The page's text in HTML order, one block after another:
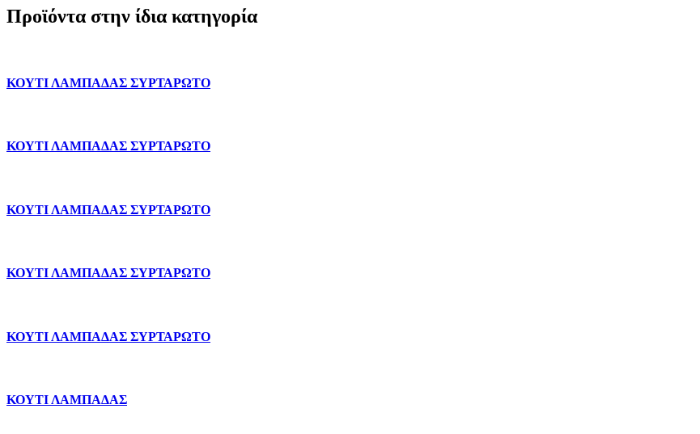
Προϊόντα στην ίδια κατηγορία
ΚΟΥΤΙ ΛΑΜΠΑΔΑΣ ΣΥΡΤΑΡΩΤΟ
ΚΟΥΤΙ ΛΑΜΠΑΔΑΣ ΣΥΡΤΑΡΩΤΟ
ΚΟΥΤΙ ΛΑΜΠΑΔΑΣ ΣΥΡΤΑΡΩΤΟ
ΚΟΥΤΙ ΛΑΜΠΑΔΑΣ ΣΥΡΤΑΡΩΤΟ
ΚΟΥΤΙ ΛΑΜΠΑΔΑΣ ΣΥΡΤΑΡΩΤΟ
ΚΟΥΤΙ ΛΑΜΠΑΔΑΣ